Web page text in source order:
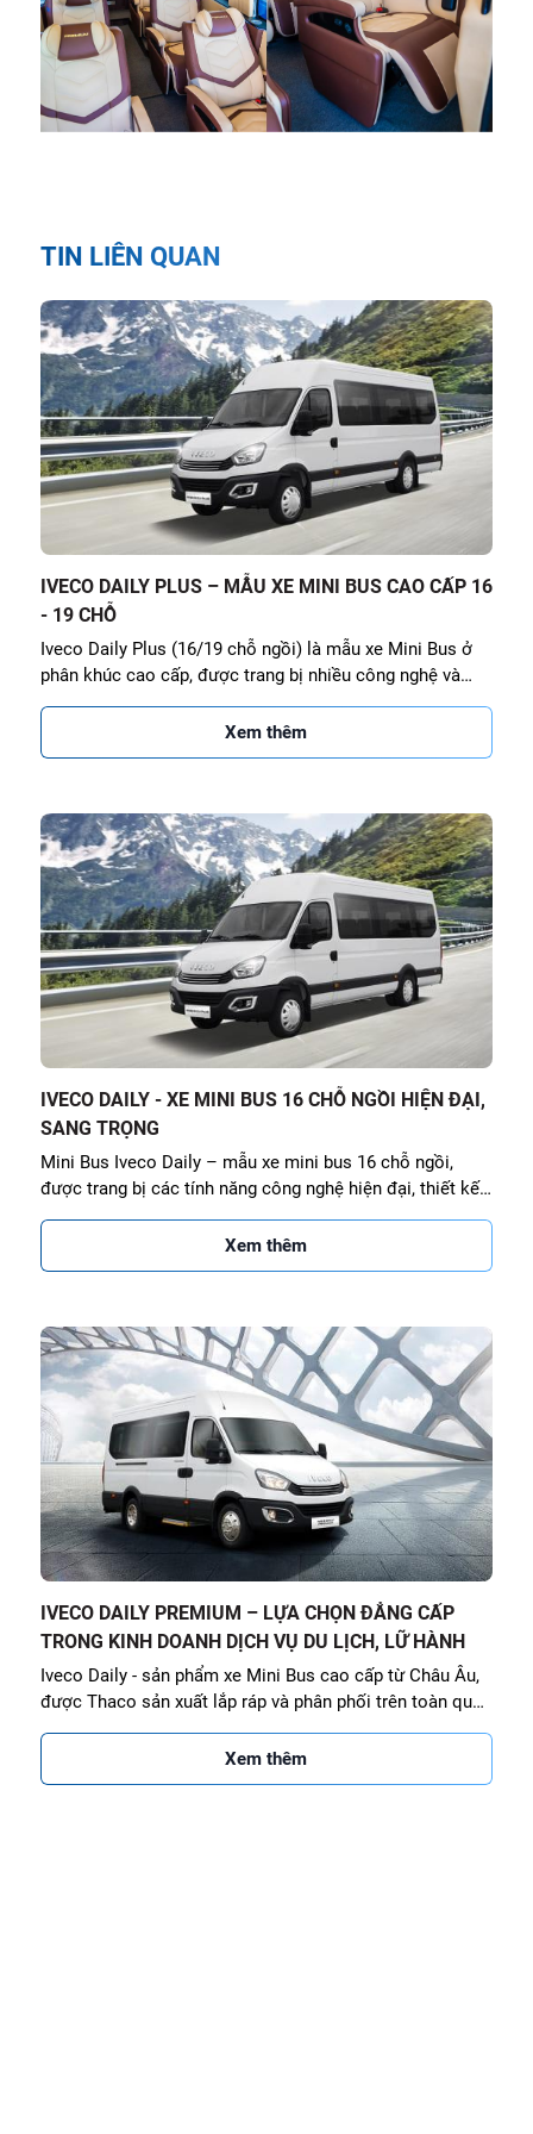
TIN LIÊN QUAN
IVECO DAILY PLUS – MẪU XE MINI BUS CAO CẤP 16
- 19 CHỖ
Iveco Daily Plus (16/19 chỗ ngồi) là mẫu xe Mini Bus ở
phân khúc cao cấp, được trang bị nhiều công nghệ và
tiện ích nổi bật. Iveco Daily Plus mang
Xem thêm
IVECO DAILY - XE MINI BUS 16 CHỖ NGỒI HIỆN ĐẠI,
SANG TRỌNG
Mini Bus Iveco Daily – mẫu xe mini bus 16 chỗ ngồi,
được trang bị các tính năng công nghệ hiện đại, thiết kế
đảm bảo tối ưu hiệu suất vận hành
Xem thêm
IVECO DAILY PREMIUM – LỰA CHỌN ĐẲNG CẤP
TRONG KINH DOANH DỊCH VỤ DU LỊCH, LỮ HÀNH
Iveco Daily - sản phẩm xe Mini Bus cao cấp từ Châu Âu,
được Thaco sản xuất lắp ráp và phân phối trên toàn quốc
với đa dạng các phiên bản
Xem thêm